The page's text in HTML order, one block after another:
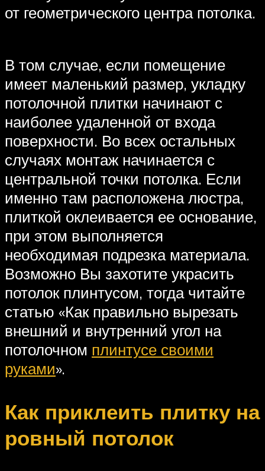
от геометрического центра потолка.
В том случае, если помещение
имеет маленький размер, укладку
потолочной плитки начинают с
наиболее удаленной от входа
поверхности. Во всех остальных
случаях монтаж начинается с
центральной точки потолка. Если
именно там расположена люстра,
плиткой оклеивается ее основание,
при этом выполняется
необходимая подрезка материала.
Возможно Вы захотите украсить
потолок плинтусом, тогда читайте
статью «Как правильно вырезать
внешний и внутренний угол на
потолочном плинтусе своими
руками».
Как приклеить плитку на
ровный потолок